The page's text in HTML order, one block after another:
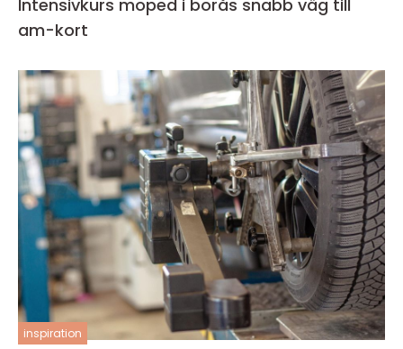
Intensivkurs moped i borås snabb väg till
am-kort
inspiration